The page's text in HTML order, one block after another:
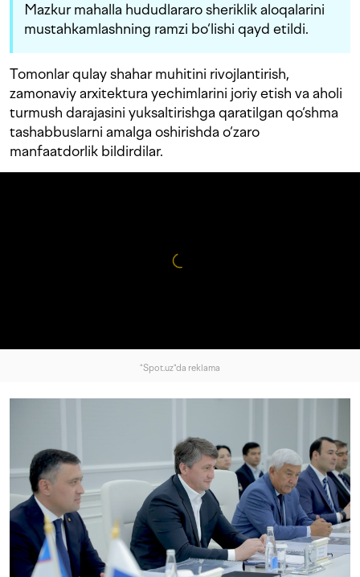
Mazkur mahalla hududlararo sheriklik aloqalarini
mustahkamlashning ramzi bo‘lishi qayd etildi.
Tomonlar qulay shahar muhitini rivojlantirish,
zamonaviy arxitektura yechimlarini joriy etish va aholi
turmush darajasini yuksaltirishga qaratilgan qo‘shma
tashabbuslarni amalga oshirishda o‘zaro
manfaatdorlik bildirdilar.
"Spot.uz"da reklama